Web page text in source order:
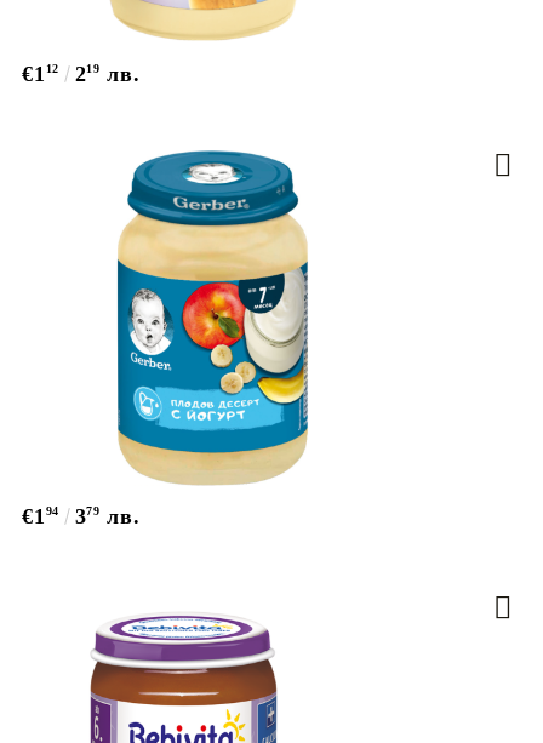
€1 12 219 лв.
€194 379 лв.